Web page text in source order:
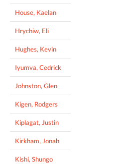
House, Kaelan
Hrychiw, Eli
Hughes, Kevin
Iyumva, Cedrick
Johnston, Glen
Kigen, Rodgers
Kiplagat, Justin
Kirkham, Jonah
Kishi, Shungo